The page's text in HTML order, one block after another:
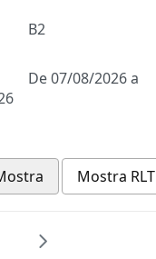
B2
De 07/08/2026 a
Mostra RLT